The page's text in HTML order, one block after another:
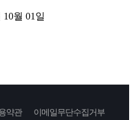
월 01일
약관 이메일무단수집거부